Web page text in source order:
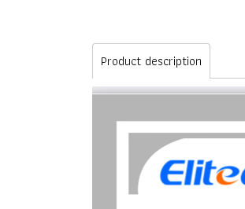
Product description